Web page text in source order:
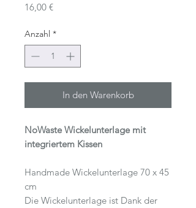
16,00 €Preis
Anzahl *
In den Warenkorb
NoWaste Wickelunterlage mit
integriertem Kissen
Handmade Wickelunterlage 70 x 45
cm
Die Wickelunterlage ist Dank der